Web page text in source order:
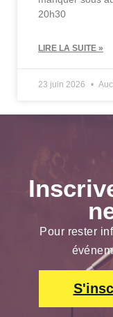
20h30
LIRE LA SUITE »
23 juin 2026
Pour rester